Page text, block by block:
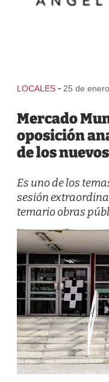
LOCALES - 25 de
Mercado
oposición
de los
Es uno de los
sesión
temario obras